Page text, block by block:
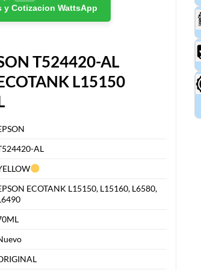
y Cotizacion WattsApp
T524420-AL
L15150
AL
ECOTANK L15150, L15160, L6580,